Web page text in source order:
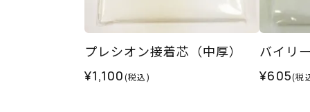
プレシオン接着芯（中厚）
¥1,100(税込)
バイリ
¥605(税